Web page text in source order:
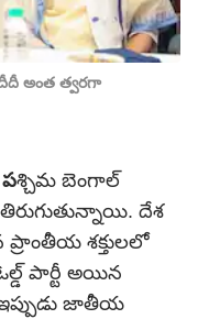
అంత త్వరగా
పశ్చిమ బెంగాల్
దేశ
శక్తులలో
పార్టీ అయిన
జాతీయ